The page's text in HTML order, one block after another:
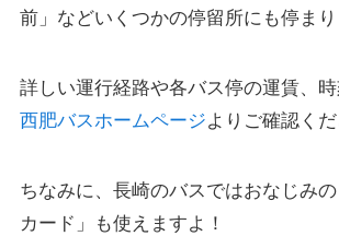
前」などいくつかの停留所にも停まり
詳しい運行経路や各バス停の運賃、
西肥バスホームページよりご確認くだ
ちなみに、長崎のバスではおなじみ
カード」も使えますよ！